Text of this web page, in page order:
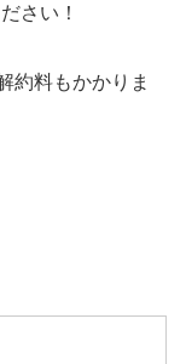
さい！
約料もかかりま